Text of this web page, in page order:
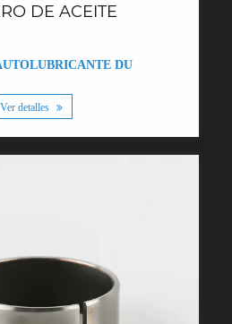
DE ACEITE
DU
Ver detalles